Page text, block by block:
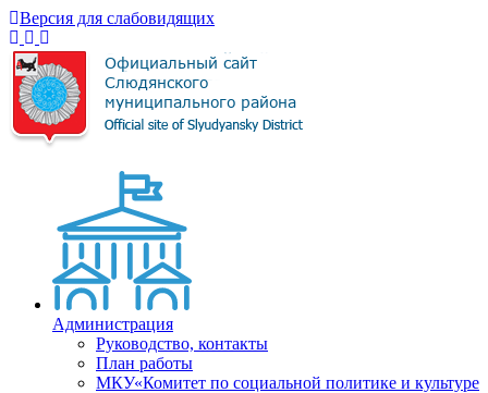
Версия для слабовидящих
Администрация
Руководство, контакты
План работы
МКУ«Комитет по социальной политике и культуре